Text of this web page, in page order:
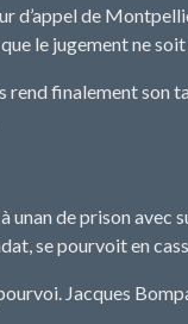
de
le jugement ne soit
finalement son
unan de prison avec
se pourvoit en
Jacques